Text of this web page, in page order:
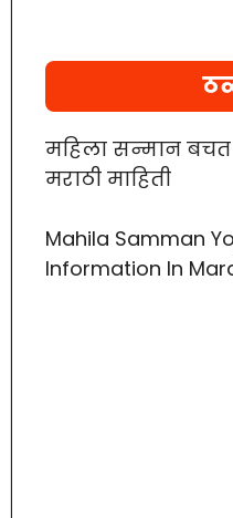
महिला सन्मान बचत
मराठी माहिती
Mahila Samman
Information In